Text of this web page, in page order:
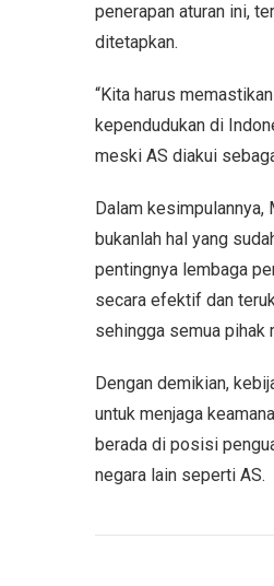
penerapan aturan ini,
ditetapkan.
“Kita harus
kependudukan di
meski AS diakui
Dalam kesimpulannya,
bukanlah hal yang
pentingnya lembaga
secara efektif dan
sehingga semua pihak
Dengan demikian,
untuk menjaga
berada di posisi
negara lain seperti AS.